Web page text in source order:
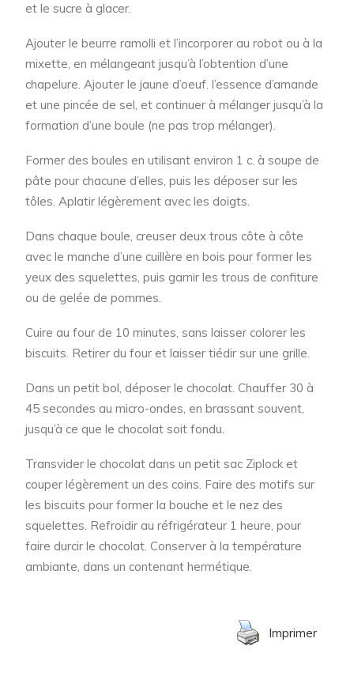
et le sucre à glacer.
Ajouter le beurre ramolli et l’incorporer au robot ou à la
mixette, en mélangeant jusqu’à l’obtention d’une
chapelure. Ajouter le jaune d’oeuf. l’essence d’amande
et une pincée de sel, et continuer à mélanger jusqu’à la
formation d’une boule (ne pas trop mélanger).
Former des boules en utilisant environ 1 c. à soupe de
pâte pour chacune d’elles, puis les déposer sur les
tôles. Aplatir légèrement avec les doigts.
Dans chaque boule, creuser deux trous côte à côte
avec le manche d’une cuillère en bois pour former les
yeux des squelettes, puis garnir les trous de confiture
ou de gelée de pommes.
Cuire au four de 10 minutes, sans laisser colorer les
biscuits. Retirer du four et laisser tiédir sur une grille.
Dans un petit bol, déposer le chocolat. Chauffer 30 à
45 secondes au micro-ondes, en brassant souvent,
jusqu’à ce que le chocolat soit fondu.
Transvider le chocolat dans un petit sac Ziplock et
couper légèrement un des coins. Faire des motifs sur
les biscuits pour former la bouche et le nez des
squelettes. Refroidir au réfrigérateur 1 heure, pour
faire durcir le chocolat. Conserver à la température
ambiante, dans un contenant hermétique.
Imprimer